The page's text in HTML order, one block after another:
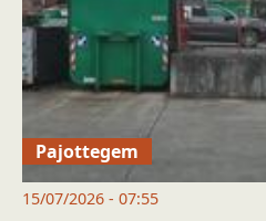
Pajottegem
15/07/2026 - 07:55